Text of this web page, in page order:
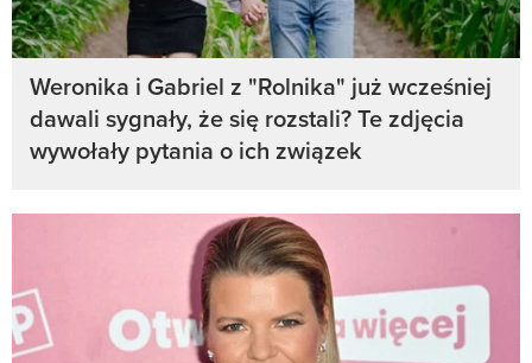
Weronika i Gabriel z "Rolnika" już wcześniej
dawali sygnały, że się rozstali? Te zdjęcia
wywołały pytania o ich związek